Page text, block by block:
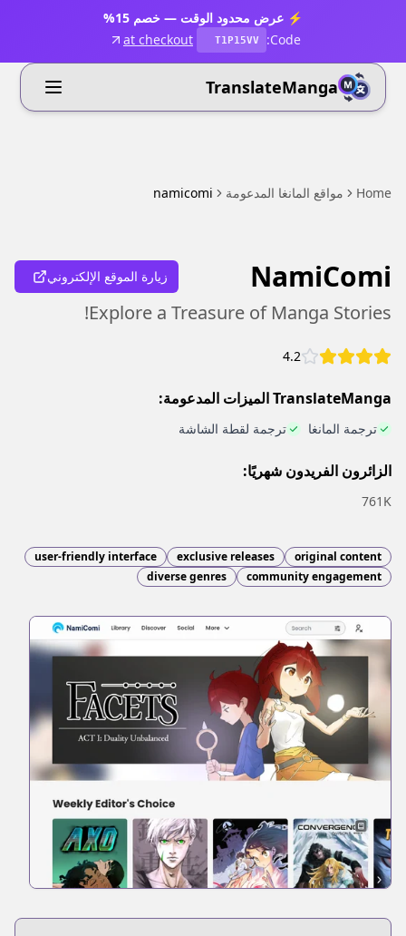
⚡ عرض محدود الوقت — خصم 15%
Code:
T1P15VV
at checkout
TranslateManga
Home مواقع المانغا المدعومة namicomi
NamiComi زيارة الموقع الإلكتروني
Explore a Treasure of Manga Stories!
4.2
TranslateManga الميزات المدعومة:
ترجمة المانغا ترجمة لقطة الشاشة
الزائرون الفريدون شهريًا:
761K
original content
exclusive releases
user-friendly interface
community engagement
diverse genres